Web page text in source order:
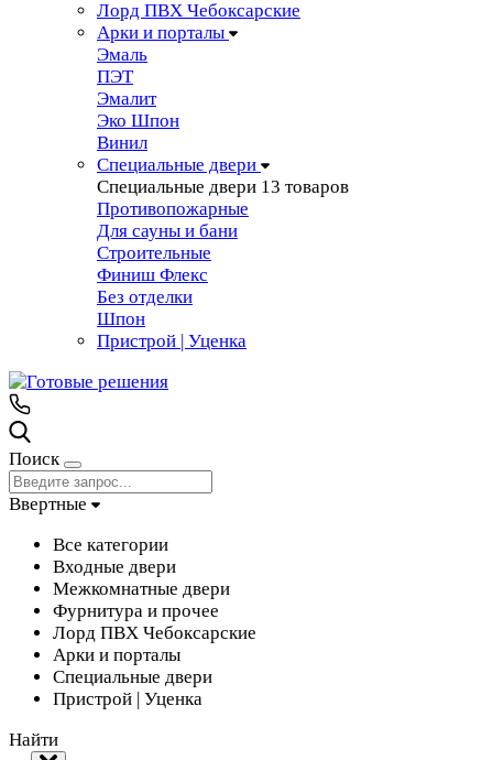
Лорд ПВХ Чебоксарские
Арки и порталы
Эмаль
ПЭТ
Эмалит
Эко Шпон
Винил
Специальные двери
Специальные двери 13 товаров
Противопожарные
Для сауны и бани
Строительные
Финиш Флекс
Без отделки
Шпон
Пристрой | Уценка
Поиск
Ввертные
Все категории
Входные двери
Межкомнатные двери
Фурнитура и прочее
Лорд ПВХ Чебоксарские
Арки и порталы
Специальные двери
Пристрой | Уценка
Найти